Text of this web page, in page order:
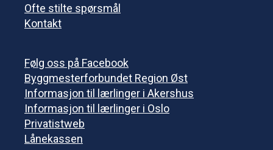
Ofte stilte spørsmål
Kontakt
Følg oss på Facebook
Byggmesterforbundet Region Øst
Informasjon til lærlinger i Akershus
Informasjon til lærlinger i Oslo
Privatistweb
Lånekassen